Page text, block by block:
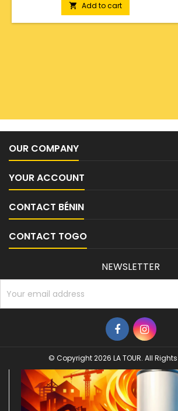
 Add to cart
OUR COMPANY
YOUR ACCOUNT
CONTACT BÉNIN
CONTACT TOGO
NEWSLETTER
© Copyright 2026 LA TOUR. All